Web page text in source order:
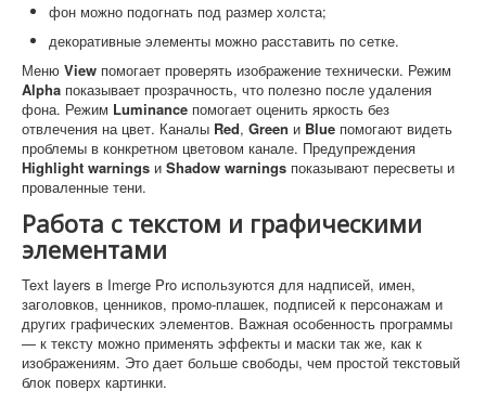
фон можно подогнать под размер холста;
декоративные элементы можно расставить по сетке.
Меню View помогает проверять изображение технически. Режим
Alpha показывает прозрачность, что полезно после удаления
фона. Режим Luminance помогает оценить яркость без
отвлечения на цвет. Каналы Red, Green и Blue помогают видеть
проблемы в конкретном цветовом канале. Предупреждения
Highlight warnings и Shadow warnings показывают пересветы и
проваленные тени.
Работа с текстом и графическими
элементами
Text layers в Imerge Pro используются для надписей, имен,
заголовков, ценников, промо-плашек, подписей к персонажам и
других графических элементов. Важная особенность программы
— к тексту можно применять эффекты и маски так же, как к
изображениям. Это дает больше свободы, чем простой текстовый
блок поверх картинки.